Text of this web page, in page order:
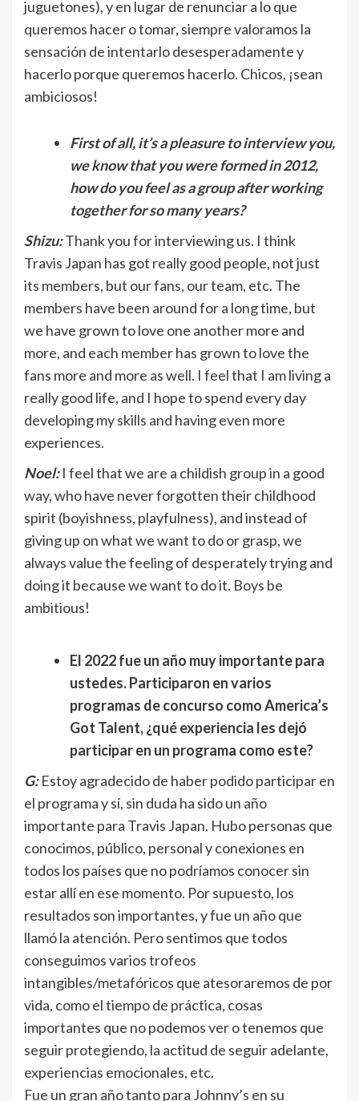
juguetones), y en lugar de renunciar a lo que
queremos hacer o tomar, siempre valoramos la
sensación de intentarlo desesperadamente y
hacerlo porque queremos hacerlo. Chicos, ¡sean
ambiciosos!
First of all, it’s a pleasure to interview you,
we know that you were formed in 2012,
how do you feel as a group after working
together for so many years?
Shizu:Thank you for interviewing us. I think
Travis Japan has got really good people, not just
its members, but our fans, our team, etc. The
members have been around for a long time, but
we have grown to love one another more and
more, and each member has grown to love the
fans more and more as well. I feel that I am living a
really good life, and I hope to spend every day
developing my skills and having even more
experiences.
Noel:I feel that we are a childish group in a good
way, who have never forgotten their childhood
spirit (boyishness, playfulness), and instead of
giving up on what we want to do or grasp, we
always value the feeling of desperately trying and
doing it because we want to do it. Boys be
ambitious!
El 2022 fue un año muy importante para
ustedes. Participaron en varios
programas de concurso como America’s
Got Talent, ¿qué experiencia les dejó
participar en un programa como este?
G:Estoy agradecido de haber podido participar en
el programa y sí, sin duda ha sido un año
importante para Travis Japan. Hubo personas que
conocimos, público, personal y conexiones en
todos los países que no podríamos conocer sin
estar allí en ese momento. Por supuesto, los
resultados son importantes, y fue un año que
llamó la atención. Pero sentimos que todos
conseguimos varios trofeos
intangibles/metafóricos que atesoraremos de por
vida, como el tiempo de práctica, cosas
importantes que no podemos ver o tenemos que
seguir protegiendo, la actitud de seguir adelante,
experiencias emocionales, etc.
Fue un gran año tanto para Johnny’s en su